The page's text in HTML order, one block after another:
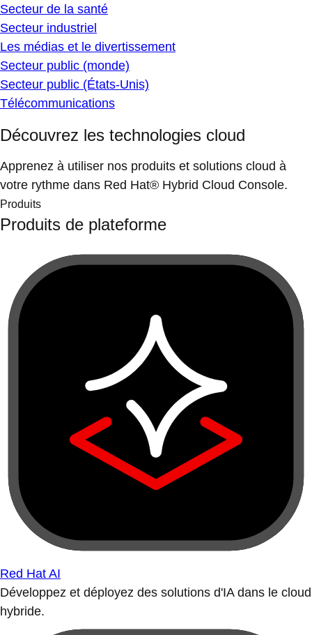
Secteur de la santé
Secteur industriel
Les médias et le divertissement
Secteur public (monde)
Secteur public (États-Unis)
Télécommunications
Découvrez les technologies cloud
Apprenez à utiliser nos produits et solutions cloud à
votre rythme dans Red Hat® Hybrid Cloud Console.
Produits
Produits de plateforme
Red Hat AI
Développez et déployez des solutions d'IA dans le cloud
hybride.